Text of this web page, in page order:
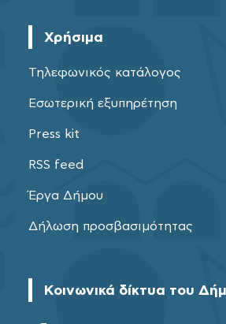
Χρήσιμα
Τηλεφωνικός κατάλογος
Εσωτερική εξυπηρέτηση
Press kit
RSS feed
Έργα Δήμου
Δήλωση προσβασιμότητας
Κοινωνικά δίκτυα του